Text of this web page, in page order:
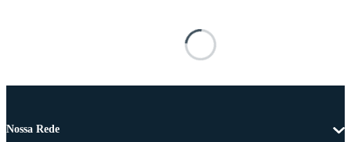
Nossa Rede